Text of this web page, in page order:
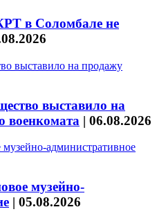
в Соломбале не
выставило на
военкомата | 06.08.2026
музейно-
| 05.08.2026